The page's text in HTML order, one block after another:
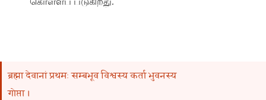
ब्रह्मा देवानां प्रथमः सम्बभूव विश्वस्य कर्ता भुवनस्य
गोप्ता ।